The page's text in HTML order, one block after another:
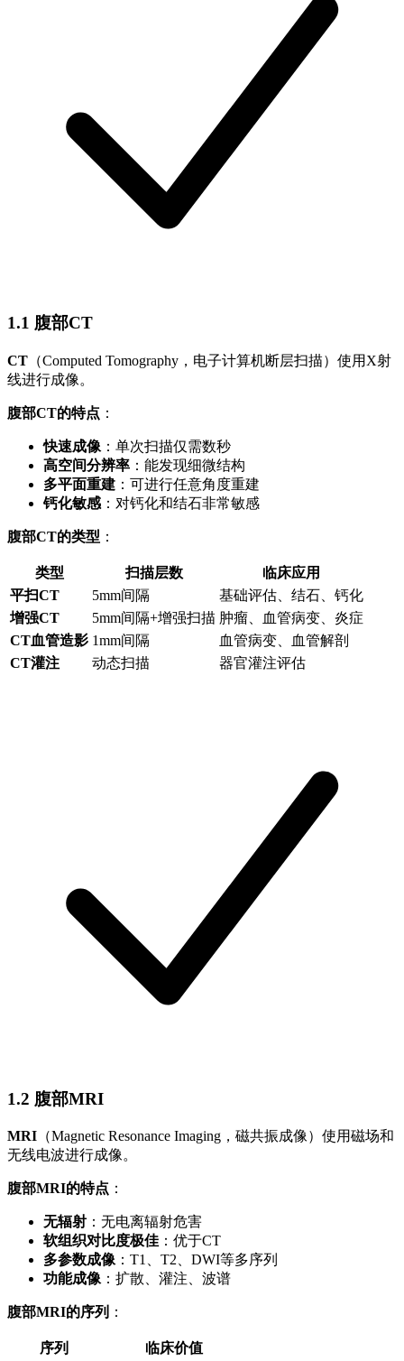
1.1 腹部CT
CT （Computed Tomography，电子计算机断层扫描）使用X射
线进行成像。
腹部CT的特点 ：
快速成像 ：单次扫描仅需数秒
高空间分辨率 ：能发现细微结构
多平面重建 ：可进行任意角度重建
钙化敏感 ：对钙化和结石非常敏感
腹部CT的类型 ：
类型 扫描层数
临床应用
平扫CT
5mm间隔
基础评估、结石、钙化
增强CT
5mm间隔+增强扫描 肿瘤、血管病变、炎症
CT血管造影 1mm间隔
血管病变、血管解剖
CT灌注
动态扫描 器官灌注评估
1.2 腹部MRI
MRI （Magnetic Resonance Imaging，磁共振成像）使用磁场和
无线电波进行成像。
腹部MRI的特点 ：
无辐射 ：无电离辐射危害
软组织对比度极佳 ：优于CT
多参数成像：T1、T2、DWI等多序列
功能成像：扩散、灌注、波谱
腹部MRI的序列 ：
序列 临床价值